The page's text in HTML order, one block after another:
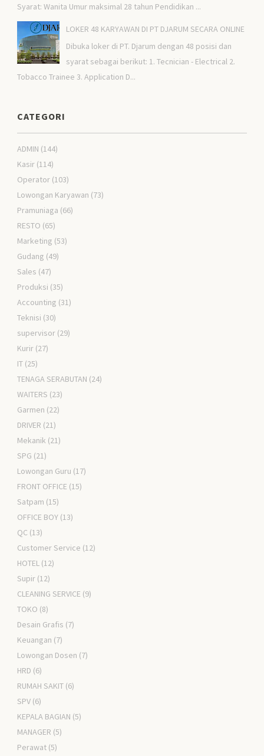
Syarat: Wanita Umur maksimal 28 tahun Pendidikan ...
LOKER 48 KARYAWAN DI PT DJARUM SECARA ONLINE
Dibuka loker di PT. Djarum dengan 48 posisi dan
syarat sebagai berikut: 1. Tecnician - Electrical 2.
Tobacco Trainee 3. Application D...
CATEGORI
ADMIN (144)
Kasir (114)
Operator (103)
Lowongan Karyawan (73)
Pramuniaga (66)
RESTO (65)
Marketing (53)
Gudang (49)
Sales (47)
Produksi (35)
Accounting (31)
Teknisi (30)
supervisor (29)
Kurir (27)
IT (25)
TENAGA SERABUTAN (24)
WAITERS (23)
Garmen (22)
DRIVER (21)
Mekanik (21)
SPG (21)
Lowongan Guru (17)
FRONT OFFICE (15)
Satpam (15)
OFFICE BOY (13)
QC (13)
Customer Service (12)
HOTEL (12)
Supir (12)
CLEANING SERVICE (9)
TOKO (8)
Desain Grafis (7)
Keuangan (7)
Lowongan Dosen (7)
HRD (6)
RUMAH SAKIT (6)
SPV (6)
KEPALA BAGIAN (5)
MANAGER (5)
Perawat (5)